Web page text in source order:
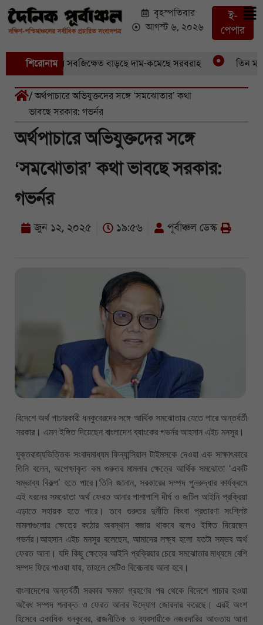
বৃহস্পতিবার
আগস্ট ৬, ২০২৬
ই-
পেপার
শিরোনাম
আড়াইশ হেক্টর সবজিক্ষেত বাড়ছে দাম-কমেছে সরবরাহ তিন মাস
/ অর্থপাচারে অভিযুক্তদের সঙ্গে ‘সমঝোতার’ কথা
ভাবছে সরকার: গভর্নর
অর্থপাচারে অভিযুক্তদের সঙ্গে
‘সমঝোতার’ কথা ভাবছে সরকার:
গভর্নর
জুন ১২, ২০২৫ ১৯:৫৬ পূর্বাঞ্চল ডেস্ক
বিদেশে অর্থ পাচারকারী ধনকুবেরদের সঙ্গে আর্থিক সমঝোতায় যেতে পারে অন্তর্বর্তী
সরকার। এমন ইঙ্গিত দিয়েছেন বাংলাদেশ ব্যাংকের গভর্নর আহসান এইচ মনসুর।
যুক্তরাজ্যভিত্তিক সংবাদমাধ্যম ফিন্যান্সিয়াল টাইমসকে দেওয়া এক সাক্ষাৎকারে
তিনি বলেন, অপেক্ষাকৃত কম গুরুতর মামলার ক্ষেত্রে আর্থিক সমঝোতা ‘একটি
সম্ভাব্য বিকল্প’ হতে পারে।তিনি জানান, সরকারের সম্পদ পুনরুদ্ধার কার্যক্রমে
এই ধরনের সমঝোতা অর্থ ফেরত আনার পাশাপাশি দীর্ঘ ও জটিল আইনি প্রক্রিয়া
এড়াতে সহায়ক হতে পারে। তবে গুরুতর দুর্নীতি কিংবা প্রতারণা সংশ্লিষ্ট
মামলাগুলোর ক্ষেত্রে কঠোর অবস্থান বজায় থাকবে বলেও ইঙ্গিত দিয়েছেন
গভর্নর।আহসান এইচ মনসুর বলেছেন, আমাদের লক্ষ্য হলো যতটা সম্ভব অর্থ
ফেরত আনা। যদি কিছু ক্ষেত্রে আইনি প্রক্রিয়ার চেয়ে সমঝোতার মাধ্যমে বেশি
সম্পদ ফিরে পাওয়া যায়, তাহলে সেটিও বিবেচনায় আনা হবে।
বাংলাদেশের অন্তর্বর্তী সরকার ক্ষমতা গ্রহণের পর থেকে বিদেশে পাচার হওয়া
অবৈধ সম্পদ শনাক্ত ও ফেরত আনার উদ্যোগ জোরদার করেছে। এরই অংশ
হিসেবে একাধিক ধনকুবের, রাজনীতিক ও ব্যবসায়ীকে নজরদারির আওতায় আনা